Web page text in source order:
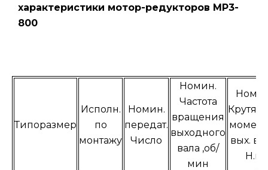
характеристики мотор-редукторов МР3-
800
Типоразмер
Исполн.
по
монтажу
Номин.
передат.
Число
Номин.
Частота
вращения
выходного
вала ,об/
мин
вых.
Н.м